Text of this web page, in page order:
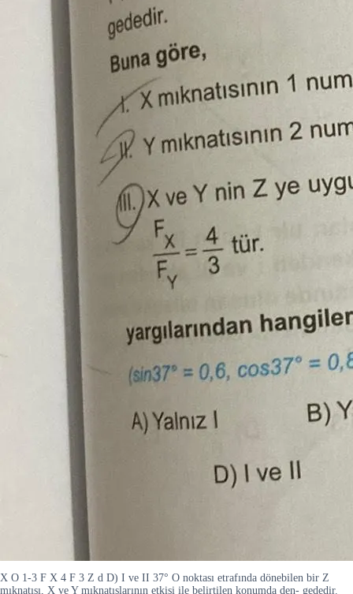
X O 1-3 F X 4 F 3 Z d D) I ve II 37° O noktası etrafında dönebilen bir Z
mıknatısı, X ve Y mıknatıslarının etkisi ile belirtilen konumda den- gededir.